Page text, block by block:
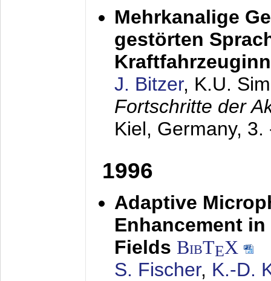
Mehrkanalige
gestörten
J. Bitzer, K.U.
Fortschritte der
Kiel, Germany, 3.
1996
Adaptive
Enhancement
Fields BibTEX
S. Fischer, K.-D.